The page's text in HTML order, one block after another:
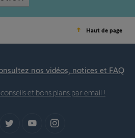
Haut de page
nos vidéos, notices et FAQ
et bons plans par email !